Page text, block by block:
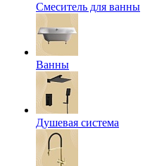
Смеситель для ванны
Ванны
Душевая система